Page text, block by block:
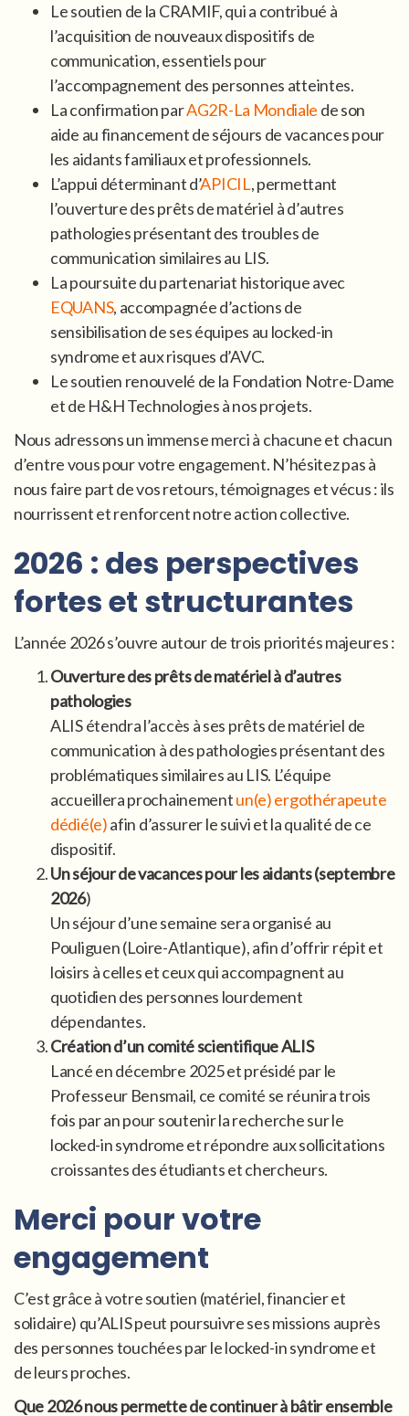
Le soutien de la CRAMIF, qui a contribué à
l’acquisition de nouveaux dispositifs de
communication, essentiels pour
l’accompagnement des personnes atteintes.
La confirmation parAG2R-La Mondiale de son
aide au financement de séjours de vacances pour
les aidants familiaux et professionnels.
L’appui déterminant d’APICIL, permettant
l’ouverture des prêts de matériel à d’autres
pathologies présentant des troubles de
communication similaires au LIS.
La poursuite du partenariat historique avec
EQUANS, accompagnée d’actions de
sensibilisation de ses équipes au locked-in
syndrome et aux risques d’AVC.
Le soutien renouvelé de la Fondation Notre-Dame
et de H&H Technologies à nos projets.
Nous adressons un immense merci à chacune et chacun
d’entre vous pour votre engagement. N’hésitez pas à
nous faire part de vos retours, témoignages et vécus : ils
nourrissent et renforcent notre action collective.
2026 : des perspectives
fortes et structurantes
L’année 2026 s’ouvre autour de trois priorités majeures :
Ouverture des prêts de matériel à d’autres
pathologies
ALIS étendra l’accès à ses prêts de matériel de
communication à des pathologies présentant des
problématiques similaires au LIS. L’équipe
accueillera prochainementun(e) ergothérapeute
dédié(e)afin d’assurer le suivi et la qualité de ce
dispositif.
Un séjour de vacances pour les aidants (septembre
2026)
Un séjour d’une semaine sera organisé au
Pouliguen (Loire-Atlantique), afin d’offrir répit et
loisirs à celles et ceux qui accompagnent au
quotidien des personnes lourdement
dépendantes.
Création d’un comité scientifique ALIS
Lancé en décembre 2025 et présidé par le
Professeur Bensmail, ce comité se réunira trois
fois par an pour soutenir la recherche sur le
locked-in syndrome et répondre aux sollicitations
croissantes des étudiants et chercheurs.
Merci pour votre
engagement
C’est grâce à votre soutien (matériel, financier et
solidaire) qu’ALIS peut poursuivre ses missions auprès
des personnes touchées par le locked-in syndrome et
de leurs proches.
Que 2026 nous permette de continuer à bâtir ensemble